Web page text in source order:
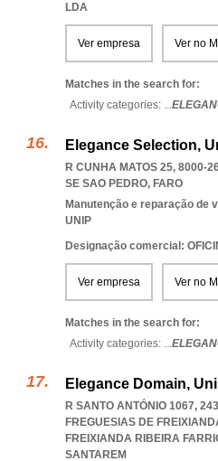
LDA
Ver empresa Ver no
Matches in the search for:
Activity categories: ...
Elegance Selection,
R CUNHA MATOS 25, 8000-
SE SAO PEDRO, FARO
Manutenção e reparação de
UNIP
Designação comercial:
Ver empresa Ver no
Matches in the search for:
Activity categories: ...
Elegance Domain,
R SANTO ANTÓNIO 1067,
FREGUESIAS DE
FREIXIANDA RIBEIRA
SANTAREM